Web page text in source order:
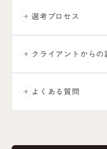
arrow_forward 選考プロセス
arrow_forward クライアントからの
arrow_forward よくある質問